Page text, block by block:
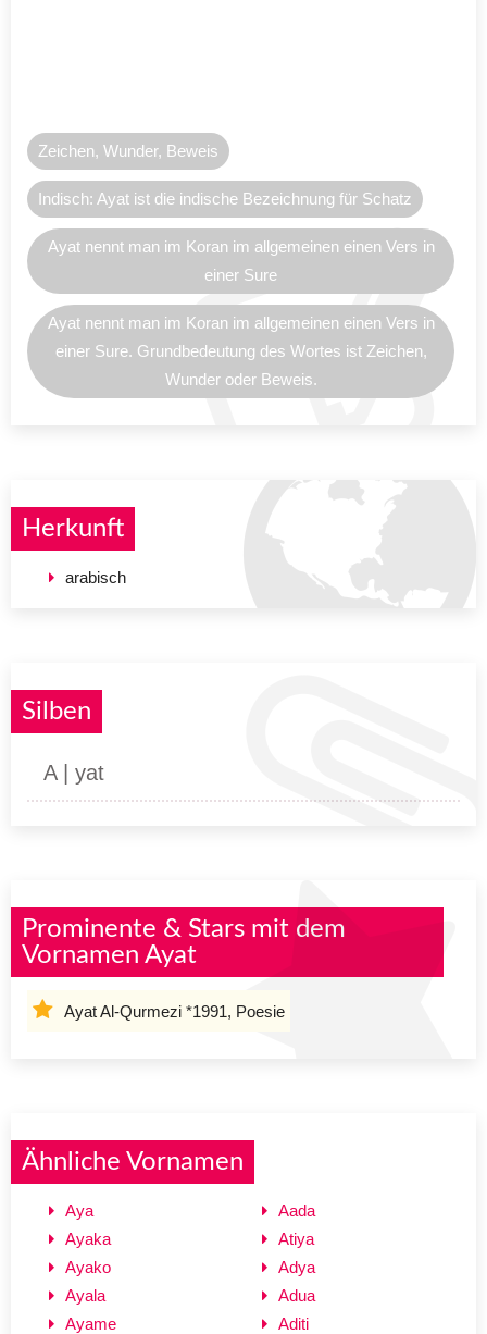
Zeichen, Wunder, Beweis
Indisch: Ayat ist die indische Bezeichnung für Schatz
Ayat nennt man im Koran im allgemeinen einen Vers in
einer Sure
Ayat nennt man im Koran im allgemeinen einen Vers in
einer Sure. Grundbedeutung des Wortes ist Zeichen,
Wunder oder Beweis.
Herkunft
arabisch
Silben
A | yat
Prominente & Stars mit dem
Vornamen Ayat
Ayat Al-Qurmezi *1991, Poesie
Ähnliche Vornamen
Aya
Ayaka
Ayako
Ayala
Ayame
Aada
Atiya
Adya
Adua
Aditi